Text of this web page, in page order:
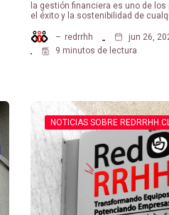
la gestión financiera es uno de
el éxito y la sostenibilidad de
– redrrhh
jun 26,
9 minutos de lectura
NOTICIAS SOBRE